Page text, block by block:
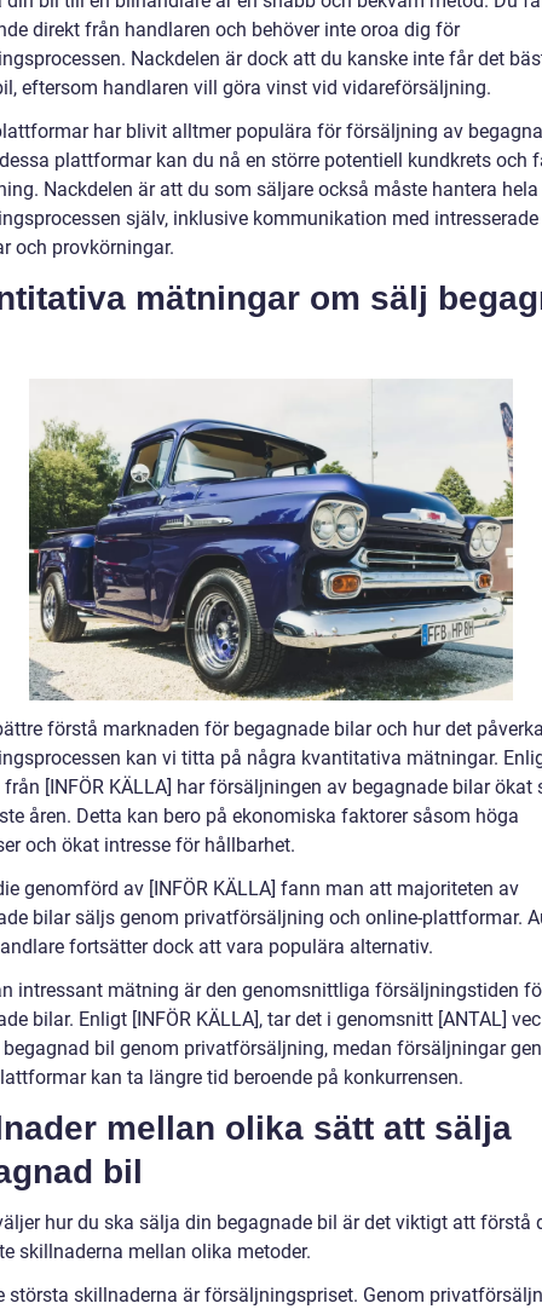
direkt från handlaren och behöver inte oroa dig för
Nackdelen är dock att du kanske inte får det
eftersom handlaren vill göra vinst vid vidareförsäljning.
har blivit alltmer populära för försäljning av
plattformar kan du nå en större potentiell kundkrets och
Nackdelen är att du som säljare också måste hantera hela
själv, inklusive kommunikation med intresserade
och provkörningar.
mätningar om sälj
förstå marknaden för begagnade bilar och hur det
kan vi titta på några kvantitativa mätningar.
[INFÖR KÄLLA] har försäljningen av begagnade bilar ökat
åren. Detta kan bero på ekonomiska faktorer såsom höga
och ökat intresse för hållbarhet.
genomförd av [INFÖR KÄLLA] fann man att majoriteten av
bilar säljs genom privatförsäljning och online-plattformar.
fortsätter dock att vara populära alternativ.
intressant mätning är den genomsnittliga försäljningstiden
bilar. Enligt [INFÖR KÄLLA], tar det i genomsnitt [ANTAL]
bil genom privatförsäljning, medan försäljningar
kan ta längre tid beroende på konkurrensen.
mellan olika sätt att sälja
bil
hur du ska sälja din begagnade bil är det viktigt att förstå
skillnaderna mellan olika metoder.
största skillnaderna är försäljningspriset. Genom